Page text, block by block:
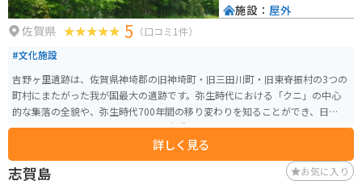
佐賀県 5 （口コミ1件）
#文化施設
吉野ヶ里遺跡は、佐賀県神埼郡の旧神埼町・旧三田川町・旧東脊振村の3つの
町村にまたがった我が国最大の遺跡です。弥生時代における「クニ」の中心
的な集落の全貌や、弥生時代700年間の移り変わりを知ることができ、日本の
古代の歴史を解き明かす上で極めて貴重な資料や情報が集まっています。
詳しく見る
施設： 屋外
志賀島 お気に入り